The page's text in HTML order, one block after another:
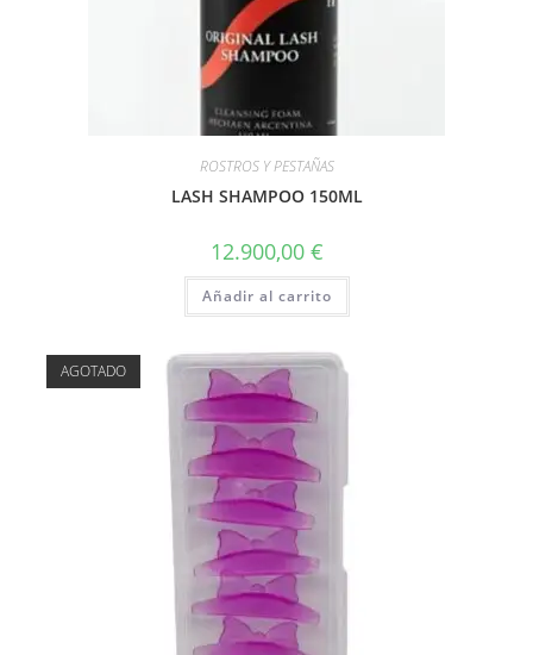
ROSTROS Y PESTAÑAS
LASH SHAMPOO 150ML
12.900,00 €
Añadir al carrito
AGOTADO